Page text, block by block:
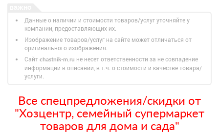
Данные о наличии и стоимости товаров/услуг уточняйте у
компании, предоставляющих их.
Изображение товаров/услуг на сайте может отличаться от
оригинального изображения.
Сайт chastnik-m.ru не несет ответственности за не совпадение
информации в описании, в т.ч. о стоимости и качестве товара/
услуги.
Все спецпредложения/скидки от
"Хозцентр, семейный супермаркет
товаров для дома и сада"